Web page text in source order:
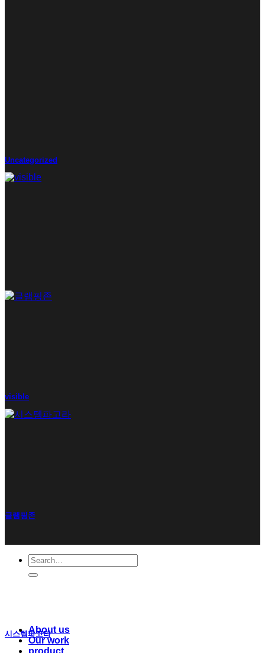
Uncategorized
visible
글램핑존
시스템파고라
Search
for:
About us
Our work
product